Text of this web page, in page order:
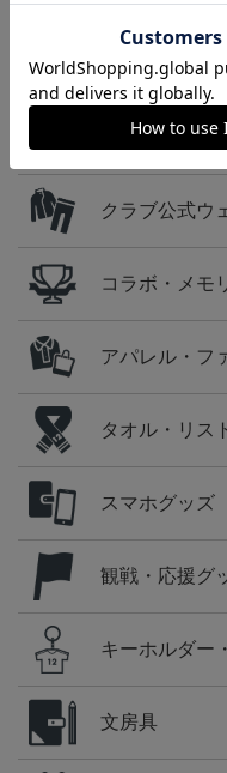
カテ
ユニフォーム
クラブ公式ウ
コラボ・メモ
アパレル・フ
タオル・リス
スマホグッズ
観戦・応援グ
キーホルダー
文房具